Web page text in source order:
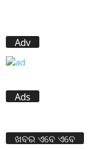
Adv
Ads
ଖବର ଏବେ ଏବେ